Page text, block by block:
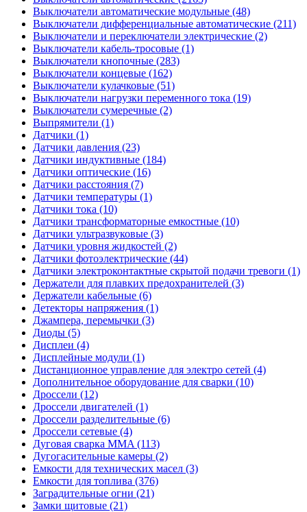
Выключатели автоматические модульные (48)
Выключатели дифференциальные автоматические (211)
Выключатели и переключатели электрические (2)
Выключатели кабель-тросовые (1)
Выключатели кнопочные (283)
Выключатели концевые (162)
Выключатели кулачковые (51)
Выключатели нагрузки переменного тока (19)
Выключатели сумеречные (2)
Выпрямители (1)
Датчики (1)
Датчики давления (23)
Датчики индуктивные (184)
Датчики оптические (16)
Датчики расстояния (7)
Датчики температуры (1)
Датчики тока (10)
Датчики трансформаторные емкостные (10)
Датчики ультразвуковые (3)
Датчики уровня жидкостей (2)
Датчики фотоэлектрические (44)
Датчики электроконтактные скрытой подачи тревоги (1)
Держатели для плавких предохранителей (3)
Держатели кабельные (6)
Детекторы напряжения (1)
Джампера, перемычки (3)
Диоды (5)
Дисплеи (4)
Дисплейные модули (1)
Дистанционное управление для электро сетей (4)
Дополнительное оборудование для сварки (10)
Дроссели (12)
Дроссели двигателей (1)
Дроссели разделительные (6)
Дроссели сетевые (4)
Дуговая сварка MMA (113)
Дугогасительные камеры (2)
Емкости для технических масел (3)
Емкости для топлива (376)
Заградительные огни (21)
Замки щитовые (21)